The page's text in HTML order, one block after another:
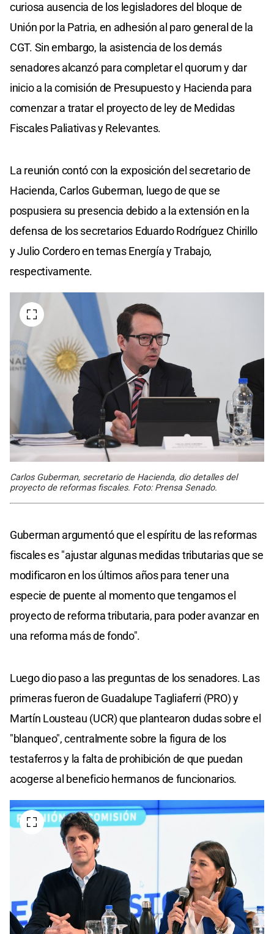
curiosa ausencia de los legisladores del bloque de
Unión por la Patria, en adhesión al paro general de la
CGT. Sin embargo, la asistencia de los demás
senadores alcanzó para completar el quorum y dar
inicio a la comisión de Presupuesto y Hacienda para
comenzar a tratar el proyecto de ley de Medidas
Fiscales Paliativas y Relevantes.
La reunión contó con la exposición del secretario de
Hacienda, Carlos Guberman, luego de que se
pospusiera su presencia debido a la extensión en la
defensa de los secretarios Eduardo Rodríguez Chirillo
y Julio Cordero en temas Energía y Trabajo,
respectivamente.
Carlos Guberman, secretario de Hacienda, dio detalles del
proyecto de reformas fiscales. Foto: Prensa Senado.
Guberman argumentó que el espíritu de las reformas
fiscales es "ajustar algunas medidas tributarias que se
modificaron en los últimos años para tener una
especie de puente al momento que tengamos el
proyecto de reforma tributaria, para poder avanzar en
una reforma más de fondo".
Luego dio paso a las preguntas de los senadores. Las
primeras fueron de Guadalupe Tagliaferri (PRO) y
Martín Lousteau (UCR) que plantearon dudas sobre el
"blanqueo", centralmente sobre la figura de los
testaferros y la falta de prohibición de que puedan
acogerse al beneficio hermanos de funcionarios.